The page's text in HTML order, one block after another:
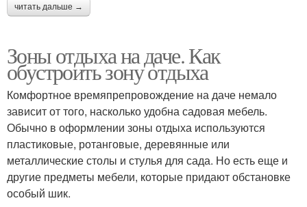
читать дальше →
Зоны отдыха на даче. Как
обустроить зону отдыха
Комфортное времяпрепровождение на даче немало
зависит от того, насколько удобна садовая мебель.
Обычно в оформлении зоны отдыха используются
пластиковые, ротанговые, деревянные или
металлические столы и стулья для сада. Но есть еще и
другие предметы мебели, которые придают обстановке
особый шик.